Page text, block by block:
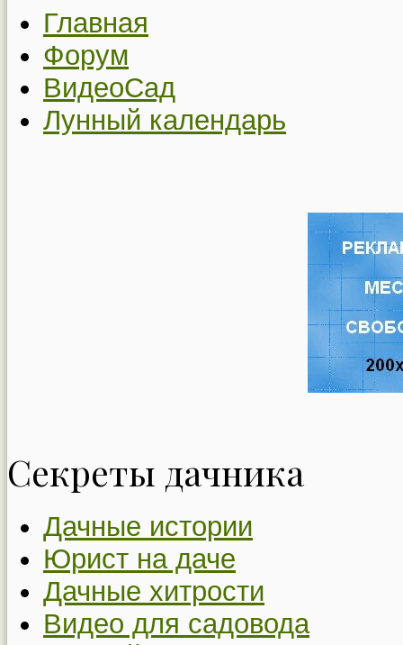
Главная
Форум
ВидеоСад
Лунный календарь
Секреты дачника
Дачные истории
Юрист на даче
Дачные хитрости
Видео для садовода